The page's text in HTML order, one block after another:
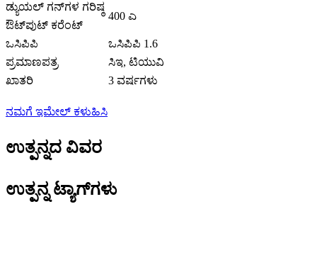
ಡ್ಯುಯಲ್ ಗನ್‌ಗಳ ಗರಿಷ್ಠ
ಔಟ್‌ಪುಟ್ ಕರೆಂಟ್
400 ಎ
ಒಸಿಪಿಪಿ
ಒಸಿಪಿಪಿ 1.6
ಪ್ರಮಾಣಪತ್ರ
ಸಿಇ, ಟಿಯುವಿ
ಖಾತರಿ
3 ವರ್ಷಗಳು
ನಮಗೆ ಇಮೇಲ್ ಕಳುಹಿಸಿ
ಉತ್ಪನ್ನದ ವಿವರ
ಉತ್ಪನ್ನ ಟ್ಯಾಗ್‌ಗಳು